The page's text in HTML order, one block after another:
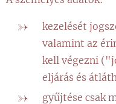
kezelését
valamint az
kell végezni
eljárás és
gyűjtése csak